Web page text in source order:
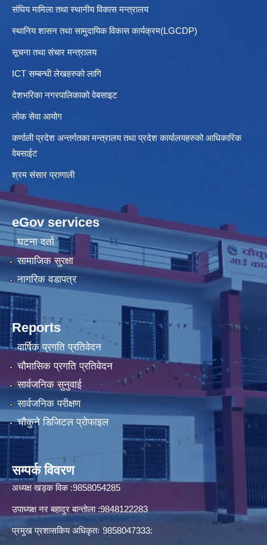
संघिय मामिला तथा स्थानीय विकास मन्त्रालय
स्थानिय शासन तथा सामुदायिक विकास कार्यक्रम(LGCDP)
सूचना तथा संचार मन्त्रालय
ICT सम्बन्धी लेखहरुको लागि
देशभरिका नगरपालिकाको वेबसाइट
लोक सेवा आयोग
कर्णाली प्रदेश अन्तर्गतका मन्त्रालय तथा प्रदेश कार्यालयहरुको आधिकारिक
वेबसाईट
श्रम संसार प्राणाली
eGov services
घटना दर्ता
सामाजिक सुरक्षा
नागरिक वडापत्र
Reports
वार्षिक प्रगति प्रतिवेदन
चौमासिक प्रगति प्रतिवेदन
सार्वजनिक सुनुवाई
सार्वजनिक परीक्षण
चौकुने डिजिटल प्रोफाइल
सम्पर्क विवरण
अध्यक्ष खड्क विक :9858054285
उपाध्यक्ष नर बहादुर बान्ताेला :9848122283
प्रमुख प्रशासकिय अधिकृतः 9858047333: